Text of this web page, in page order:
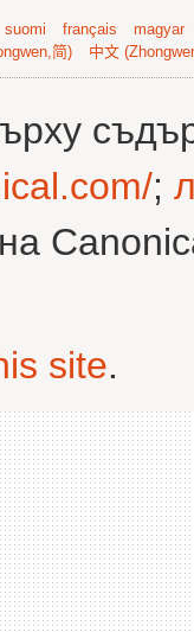
suomi français
magyar
简) 中文
;
на
site.